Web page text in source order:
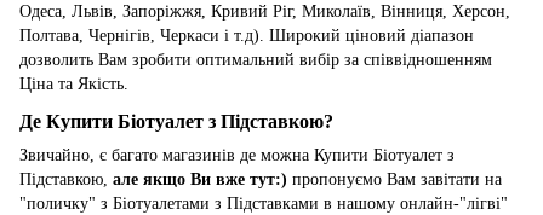
Одеса, Львів, Запоріжжя, Кривий Ріг, Миколаїв, Вінниця, Херсон,
Полтава, Чернігів, Черкаси і т.д). Широкий ціновий діапазон
дозволить Вам зробити оптимальний вибір за співвідношенням
Ціна та Якість.
Де Купити Біотуалет з Підставкою?
Звичайно, є багато магазинів де можна Купити Біотуалет з
Підставкою, але якщо Ви вже тут:) пропонуємо Вам завітати на
"поличку" з Біотуалетами з Підставками в нашому онлайн-"лігві"